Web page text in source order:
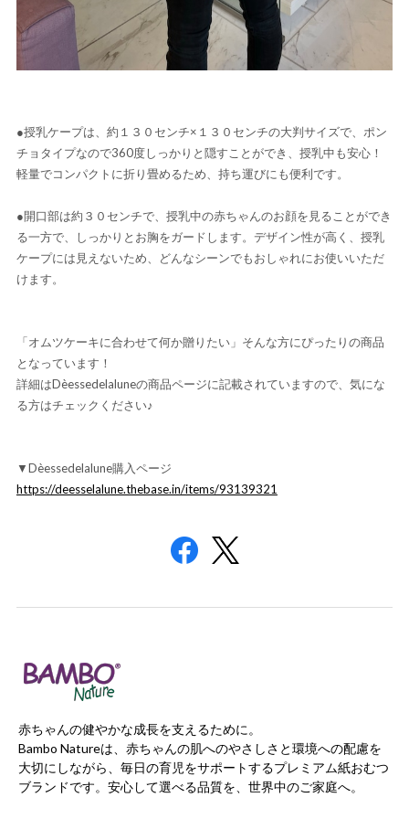
●授乳ケープは、約１３０センチ×１３０センチの大判サイズで、ポン
チョタイプなので360度しっかりと隠すことができ、授乳中も安心！
軽量でコンパクトに折り畳めるため、持ち運びにも便利です。
●開口部は約３０センチで、授乳中の赤ちゃんのお顔を見ることができ
る一方で、しっかりとお胸をガードします。デザイン性が高く、授乳
ケープには見えないため、どんなシーンでもおしゃれにお使いいただ
けます。
「オムツケーキに合わせて何か贈りたい」そんな方にぴったりの商品
となっています！
詳細はDèessedelaluneの商品ページに記載されていますので、気にな
る方はチェックください♪
▼Dèessedelalune購入ページ
https://deesselalune.thebase.in/items/93139321
赤ちゃんの健やかな成長を支えるために。
Bambo Natureは、赤ちゃんの肌へのやさしさと環境への配慮を
大切にしながら、毎日の育児をサポートするプレミアム紙おむつ
ブランドです。安心して選べる品質を、世界中のご家庭へ。